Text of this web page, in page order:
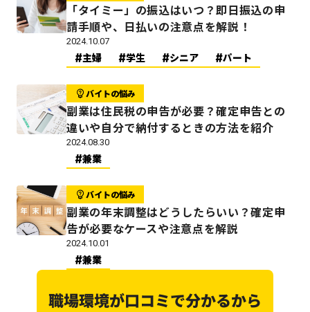
「タイミー」の振込はいつ？即日振込の申
請手順や、日払いの注意点を解説！
2024.10.07
主婦 学生 シニア パート
バイトの悩み
副業は住民税の申告が必要？確定申告との
違いや自分で納付するときの方法を紹介
2024.08.30
兼業
バイトの悩み
副業の年末調整はどうしたらいい？確定申
告が必要なケースや注意点を解説
2024.10.01
兼業